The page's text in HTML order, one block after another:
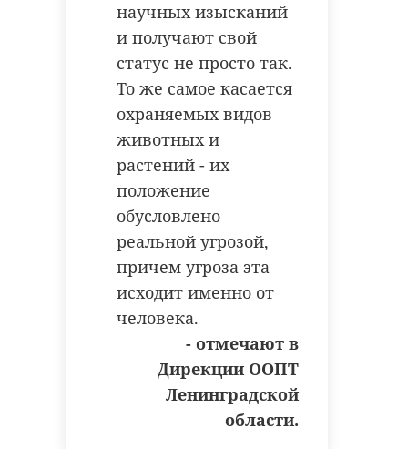
научных изысканий
и получают свой
статус не просто так.
То же самое касается
охраняемых видов
животных и
растений - их
положение
обусловлено
реальной угрозой,
причем угроза эта
исходит именно от
человека.
- отмечают в
Дирекции ООПТ
Ленинградской
области.